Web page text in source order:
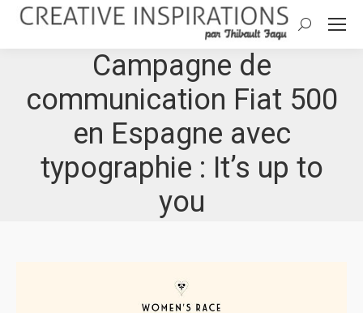
Search:
Campagne de
communication Fiat 500
en Espagne avec
typographie : It’s up to
you